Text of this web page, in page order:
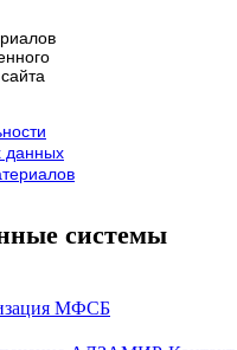
данных
системы
МФСБ